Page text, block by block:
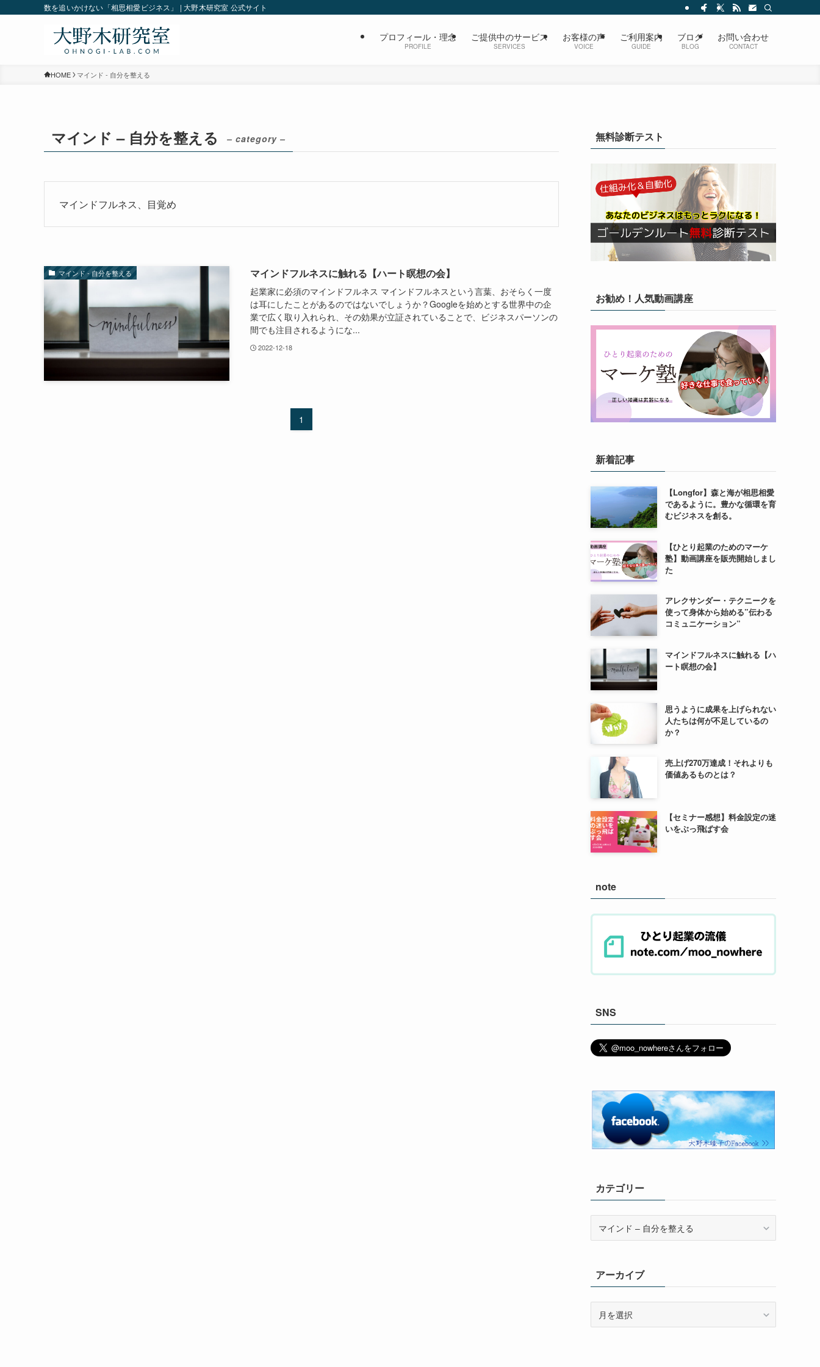
数を追いかけない「相思相愛ビジネス」 | 大野木研究室 公式サイト
プロフィール・理念
PROFILE
ご提供中のサービス
SERVICES
お客様の声
VOICE
ご利用案内
GUIDE
ブログ
BLOG
お問い合わせ
CONTACT
HOME マインド - 自分を整える
マインド – 自分を整える – category –
マインドフルネス、目覚め
マインド - 自分を整える マインドフルネスに触れる【ハート瞑想の会】
起業家に必須のマインドフルネス マインドフルネスという言葉、おそらく一度
は耳にしたことがあるのではないでしょうか？Googleを始めとする世界中の企
業で広く取り入れられ、その効果が立証されていることで、ビジネスパーソンの
間でも注目されるようにな...
2022-12-18
1
無料診断テスト
お勧め！人気動画講座
新着記事
【Longfor】森と海が相思相愛
であるように。豊かな循環を育
むビジネスを創る。
【ひとり起業のためのマーケ
塾】動画講座を販売開始しまし
た
アレクサンダー・テクニークを
使って身体から始める”伝わる
コミュニケーション”
マインドフルネスに触れる【ハ
ート瞑想の会】
思うように成果を上げられない
人たちは何が不足しているの
か？
売上げ270万達成！それよりも
価値あるものとは？
【セミナー感想】料金設定の迷
いをぶっ飛ばす会
note
SNS
カテゴリー
ーアーカイブ